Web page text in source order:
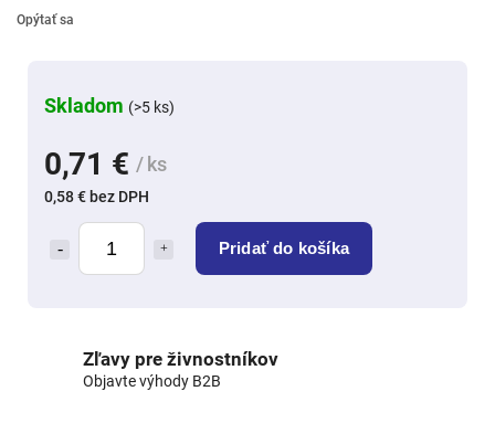
0,71 € / ks
0,58 € bez DPH
Pridať do košíka
Skladom (>5 ks)
Opýtať sa
Zľavy pre živnostníkov
Objavte výhody B2B